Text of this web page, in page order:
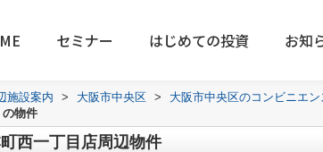
セミナー はじめての投資 お知
施設案内 > 大阪市中央区 > 大阪市中央区のコンビニエン
物件
西一丁目店周辺物件